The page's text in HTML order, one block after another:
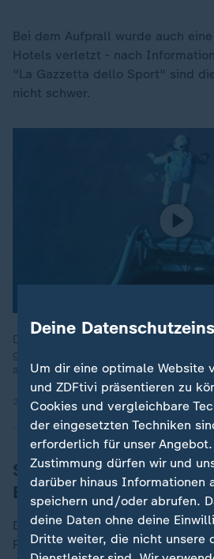
Bei dem Aufprall wurde auch
Hotels verletzt - nach
"La Gazzetta dello Sport" sind
nicht schwer.
Die Doku "Höher, weiter, extremer -
geht der Frage nach, was Menschen
antreibt.
22.08.2021 | 44:52 min
Sprung aus
Baumgartner
Der gebürtige Salzburger träumte
Fliegen. Nach der Schule
Deine
Um dir eine optimale Website
und ZDFtivi präsentieren zu
Cookies und vergleichbare
der eingesetzten Techniken
erforderlich für unser
Zustimmung dürfen wir und
darüber hinaus Informationen
speichern und/oder abrufen.
deine Daten ohne deine
Dritte weiter, die nicht unsere